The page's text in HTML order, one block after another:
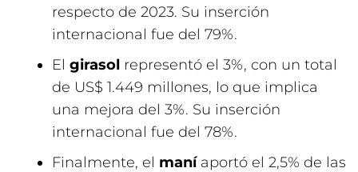
respecto de 2023. Su inserción
internacional fue del 79%.
El girasol representó el 3%, con un total
de US$ 1.449 millones, lo que implica
una mejora del 3%. Su inserción
internacional fue del 78%.
Finalmente, el maníaportó el 2,5% de las